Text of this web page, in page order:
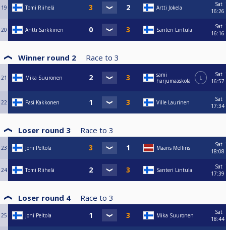
19 Tomi Riihelä Artti Jokela
Sat
16:26
20 Antti Sarkkinen Santeri Lintula
Sat
16:16
Winner round 2 Race to 3
21 Mika Suuronen
sami
harjumaaskola
L
Sat
16:57
22 Pasi Kakkonen Ville Laurinen
Sat
17:34
Loser round 3 Race to 3
23 Joni Peltola Maaris Mellins
Sat
18:08
24 Tomi Riihelä Santeri Lintula
Sat
17:39
Loser round 4 Race to 3
25 Joni Peltola Mika Suuronen
Sat
18:44